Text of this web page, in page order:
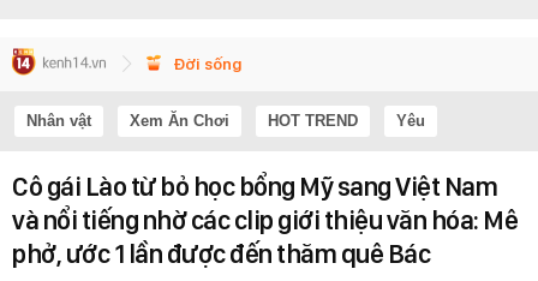
Đời sống
Nhân vật Xem Ăn Chơi HOT TREND Yêu
Cô gái Lào từ bỏ học bổng Mỹ sang Việt Nam
và nổi tiếng nhờ các clip giới thiệu văn hóa: Mê
phở, ước 1 lần được đến thăm quê Bác